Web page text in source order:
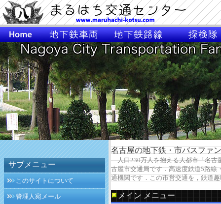
サブメニュー
このサイトについて
管理人宛メール
名古屋の地下鉄・市バスファ
人口230万人を抱える大都市「名古
古屋市交通局です．高速度鉄道5路線
通機関です．この市営交通を，鉄道
メイン メニュー